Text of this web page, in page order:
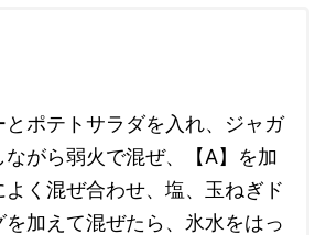
とポテトサラダを入れ、ジャガ
ながら弱火で混ぜ、【A】を加
よく混ぜ合わせ、塩、玉ねぎド
を加えて混ぜたら、氷水をはっ